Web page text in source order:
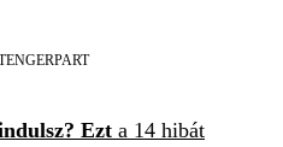
Ezt a 14 hibát